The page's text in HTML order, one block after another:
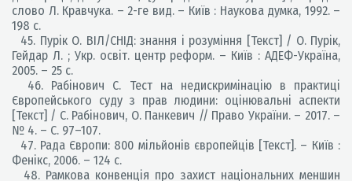
слово Л. Кравчука. – 2-ге вид. – Київ : Наукова думка, 1992. –
198 с.
45. Пурік О. ВІЛ/СНІД: знання і розуміння [Текст] / О. Пурік,
Гейдар Л. ; Укр. освіт. центр реформ. – Київ : АДЕФ-Україна,
2005. – 25 с.
46. Рабінович С. Тест на недискримінацію в практиці
Європейського суду з прав людини: оцінювальні аспекти
[Текст] / С. Рабінович, О. Панкевич // Право України. – 2017. –
№ 4. – С. 97–107.
47. Рада Європи: 800 мільйонів європейців [Текст]. – Київ :
Фенікс, 2006. – 124 с.
48. Рамкова конвенція про захист національних меншин